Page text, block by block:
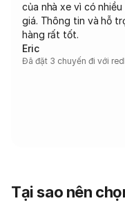
của nhà xe vì có nhiều
giá. Thông tin và hỗ
hàng rất tốt.
Eric
Đã đặt 3 chuyến đi với
Tại sao nên